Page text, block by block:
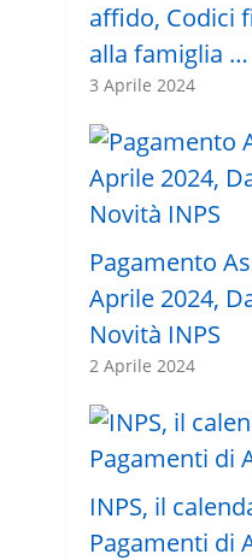
affido, Codici
alla famiglia …
3 Aprile 2024
Pagamento
Aprile 2024,
Novità INPS
2 Aprile 2024
INPS, il
Pagamenti di